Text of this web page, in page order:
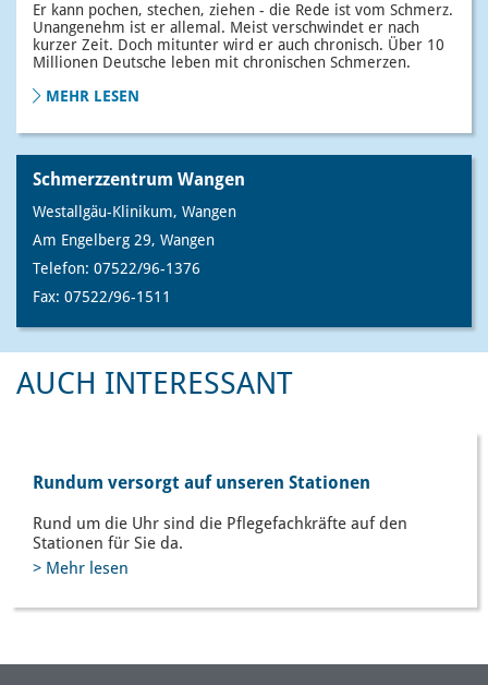
Er kann pochen, stechen, ziehen - die Rede ist vom Schmerz.
Unangenehm ist er allemal. Meist verschwindet er nach
kurzer Zeit. Doch mitunter wird er auch chronisch. Über 10
Millionen Deutsche leben mit chronischen Schmerzen.
MEHR LESEN
Schmerzzentrum Wangen
Westallgäu-Klinikum, Wangen
Am Engelberg 29, Wangen
Telefon: 07522/96-1376
Fax: 07522/96-1511
AUCH INTERESSANT
Rundum versorgt auf unseren Stationen
Rund um die Uhr sind die Pflegefachkräfte auf den
Stationen für Sie da.
> Mehr lesen